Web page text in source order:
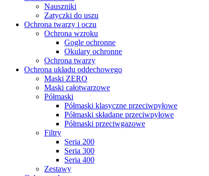
Nauszniki
Zatyczki do uszu
Ochrona twarzy i oczu
Ochrona wzroku
Gogle ochronne
Okulary ochronne
Ochrona twarzy
Ochrona układu oddechowego
Maski ZERO
Maski całotwarzowe
Półmaski
Półmaski klasyczne przeciwpyłowe
Półmaski składane przeciwpyłowe
Półmaski przeciwgazowe
Filtry
Seria 200
Seria 300
Seria 400
Zestawy